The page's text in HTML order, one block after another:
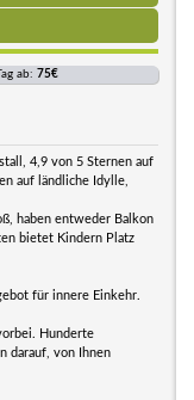
ab: 75€
4,9 von 5 Sternen auf
auf ländliche Idylle,
haben entweder Balkon
bietet Kindern Platz
für innere Einkehr.
Hunderte
darauf, von Ihnen